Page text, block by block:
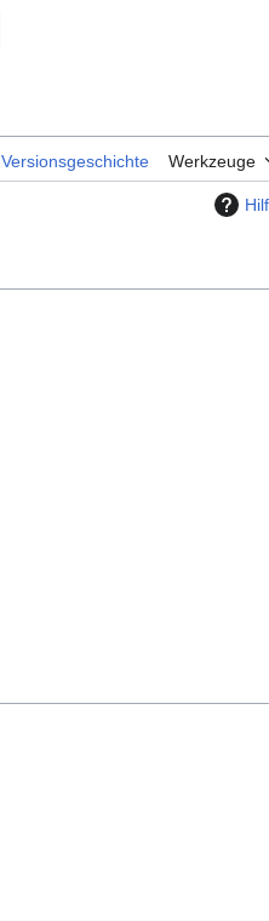
Versionsgeschichte Werkzeuge